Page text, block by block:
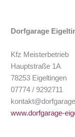
Dorfgarage
Kfz Meisterbetrieb
Hauptstraße 1A
78253 Eigeltingen
07774 / 9292711
www.dorfgarage-